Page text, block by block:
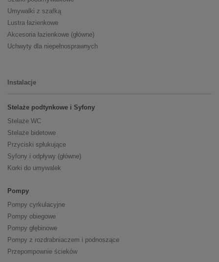
Umywalki z szafką
Lustra łazienkowe
Akcesoria łazienkowe (główne)
Uchwyty dla niepełnosprawnych
Instalacje
Stelaże podtynkowe i Syfony
Stelaże WC
Stelaże bidetowe
Przyciski spłukujące
Syfony i odpływy (główne)
Korki do umywalek
Pompy
Pompy cyrkulacyjne
Pompy obiegowe
Pompy głębinowe
Pompy z rozdrabniaczem i podnoszące
Przepompownie ścieków